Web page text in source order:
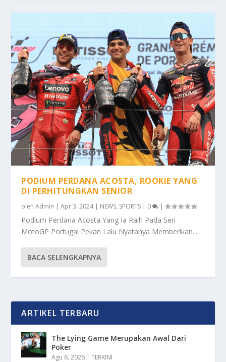
PODIUM PERDANA ACOSTA, ROOKIE YANG
DI PERHITUNGKAN SENIOR
olehAdmin |Apr 3, 2024| NEWS, SPORTS | 0 |
Podium Perdana Acosta Yang Ia Raih Pada Seri
MotoGP Portugal Pekan Lalu Nyatanya Memberikan...
BACA SELENGKAPNYA
ARTIKEL TERBARU
The Lying Game Merupakan Awal Dari
Poker
Agu 6, 2026 |TERKINI